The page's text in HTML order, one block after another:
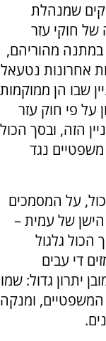
שמנהלת
של חוקי עזר
במתנה מהוריהם,
אחרונות נטעאל
שבו הן ממוקמות
על פי חוק עזר
הזה, ובסך הכול
נגד
על המסמכים
של עמית –
הכול גלגול
די עבים
יתרון גדול: שמו
ומנקה